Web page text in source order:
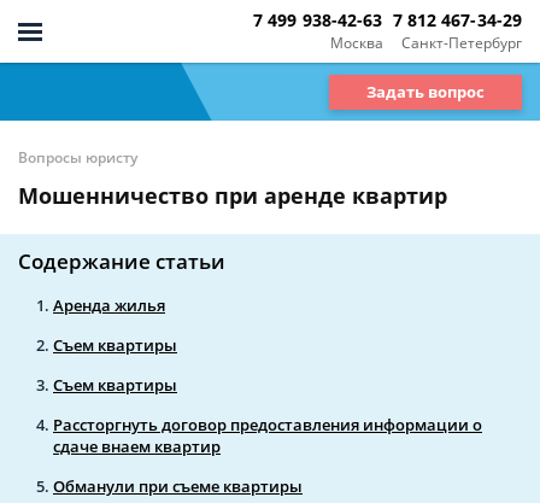
Москва
7 499 938-42-63
Санкт-Петербург
7 812 467-34-29
Задать вопрос
Вопросы юристу
Мошенничество при аренде квартир
Содержание статьи
Аренда жилья
Съем квартиры
Съем квартиры
Рассторгнуть договор предоставления информации о
сдаче внаем квартир
Обманули при съеме квартиры